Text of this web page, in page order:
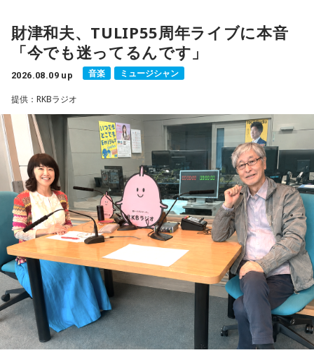
18年に及ぶ「宇宙兄弟」の連載完結のタイミングでの出演と
なり、「宇宙兄弟」誕生のエピソードや「キャラクターに出
会う」というキャラクター造形について、ストーリーの発想
小山宙哉をゲストに迎える特別番組『マンガのラジオ 宇宙兄
弟スペシャル supported by viviON』は8月16日（日）19時
から放送。放送後には、地上波本編で未公開の音源を含むデ
ィレクターズカット版のポッドキャスト配信も予定してい
る。
【小山宙哉プロフィール】
1978年生 京都府出身 京都市立銅駝美術工芸高等学校（現：
京都市立美術工芸高等学校）、大阪市立デザイン教育研究所
卒業。デザイン会社勤務を経て、「モーニング」に持ち込み
をした『ジジジイ』で第14回MANGA OPEN審査委員賞（わ
たせせいぞう賞）受賞。『劇団JET’S』で第15回MANGA
OPEN大賞受賞。2006年『ハルジャン』『ジジジイ-GGG-』
財津和夫、TULIP55周年ライブに本音
「今でも迷ってるんです」
2026.08.09 up 音楽 ミュージシャン
提供：RKBラジオ